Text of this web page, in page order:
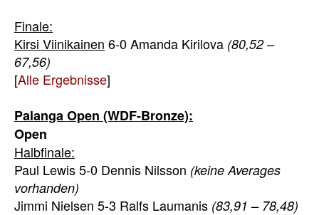
Finale:
Kirsi Viinikainen 6-0 Amanda Kirilova (80,52 –
67,56)
[Alle Ergebnisse]
Palanga Open (WDF-Bronze):
Open
Halbfinale:
Paul Lewis 5-0 Dennis Nilsson (keine Averages
vorhanden)
Jimmi Nielsen 5-3 Ralfs Laumanis (83,91 – 78,48)